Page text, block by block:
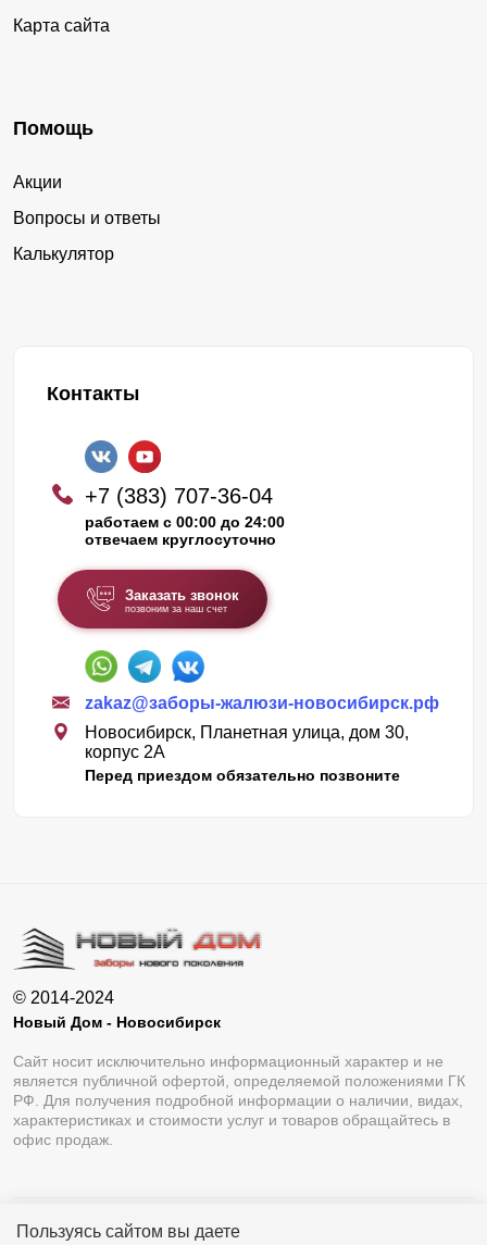
Пользуясь сайтом вы даете
Карта сайта
Помощь
Акции
Вопросы и ответы
Калькулятор
Контакты
+7 (383) 707-36-04
работаем с 00:00 до 24:00
отвечаем круглосуточно
Заказать звонок
позвоним за наш счет
zakaz@заборы-жалюзи-новосибирск.рф
Новосибирск, Планетная улица, дом 30,
корпус 2А
Перед приездом обязательно позвоните
© 2014-2024
Новый Дом - Новосибирск
Сайт носит исключительно информационный характер и не
является публичной офертой, определяемой положениями ГК
РФ. Для получения подробной информации о наличии, видах,
характеристиках и стоимости услуг и товаров обращайтесь в
офис продаж.
Разработка сайтаLukevium